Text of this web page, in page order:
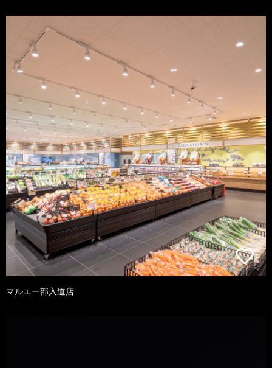
マルエー部入道店